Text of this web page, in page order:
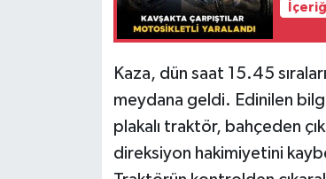
Kaza, dün saat 15.45
meydana geldi. Edinilen
plakalı traktör, bahçeden
direksiyon hakimiyetini